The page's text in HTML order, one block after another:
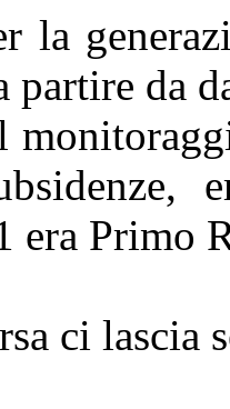
la
partire da
era Primo
ci